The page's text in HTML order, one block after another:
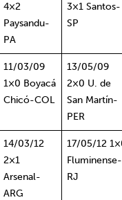
4×2
Paysandu-
PA
3×1 Santos-
SP
11/03/09
1×0 Boyacá
Chicó-COL
13/05/09
2×0 U. de
San Martín-
PER
14/03/12
2×1
Arsenal-
ARG
17/05/12
Fluminense-
RJ